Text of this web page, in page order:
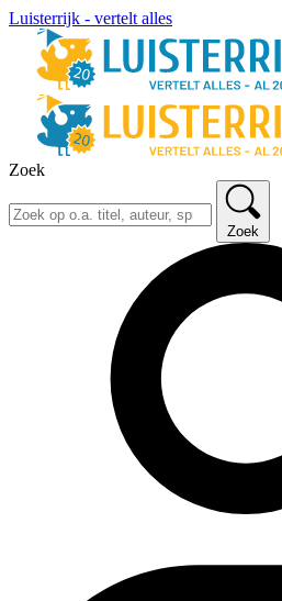
Luisterrijk - vertelt alles
Zoek
Zoek